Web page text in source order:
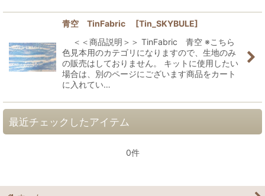
青空 TinFabric [Tin_SKYBULE]
＜＜商品説明＞＞ TinFabric 青空 ※こちら
色見本用のカテゴリになりますので、生地のみ
の販売はしておりません。 キットに使用したい
場合は、別のページにございます商品をカート
に入れてい…
最近チェックしたアイテム
0件